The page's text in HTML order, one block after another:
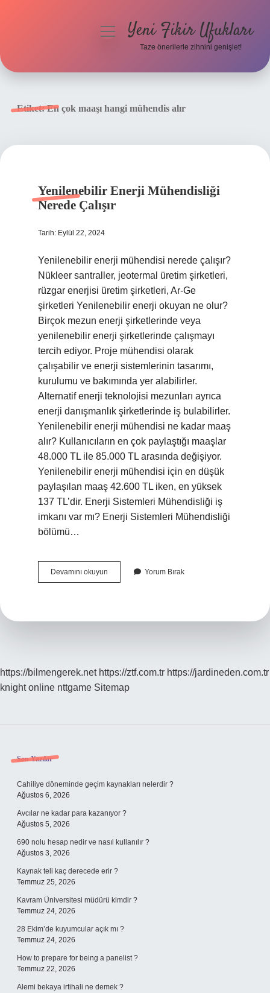
menüyüYeni Fikir Ufukları
Taze önerilerle zihnini genişlet!
Etiket:En çok maaşı hangi mühendis alır
Yenilenebilir Enerji Mühendisliği
Nerede Çalışır
Tarih: Eylül 22, 2024
Yenilenebilir enerji mühendisi nerede çalışır?
Nükleer santraller, jeotermal üretim şirketleri,
rüzgar enerjisi üretim şirketleri, Ar-Ge
şirketleri Yenilenebilir enerji okuyan ne olur?
Birçok mezun enerji şirketlerinde veya
yenilenebilir enerji şirketlerinde çalışmayı
tercih ediyor. Proje mühendisi olarak
çalışabilir ve enerji sistemlerinin tasarımı,
kurulumu ve bakımında yer alabilirler.
Alternatif enerji teknolojisi mezunları ayrıca
enerji danışmanlık şirketlerinde iş bulabilirler.
Yenilenebilir enerji mühendisi ne kadar maaş
alır? Kullanıcıların en çok paylaştığı maaşlar
48.000 TL ile 85.000 TL arasında değişiyor.
Yenilenebilir enerji mühendisi için en düşük
paylaşılan maaş 42.600 TL iken, en yüksek
137 TL’dir. Enerji Sistemleri Mühendisliği iş
imkanı var mı? Enerji Sistemleri Mühendisliği
bölümü…
Devamını okuyun Yenilenebilir
Enerji
Yorum Bırak
https://bilmengerek.net https://ztf.com.tr https://jardineden.com.tr
knight online nttgame Sitemap
Sidebar
Son Yazılar
Cahiliye döneminde geçim kaynakları nelerdir ?
Ağustos 6, 2026
Avcılar ne kadar para kazanıyor ?
Ağustos 5, 2026
690 nolu hesap nedir ve nasıl kullanılır ?
Ağustos 3, 2026
Kaynak teli kaç derecede erir ?
Temmuz 25, 2026
Kavram Üniversitesi müdürü kimdir ?
Temmuz 24, 2026
28 Ekim’de kuyumcular açık mı ?
Temmuz 24, 2026
How to prepare for being a panelist ?
Temmuz 22, 2026
Alemi bekaya irtihali ne demek ?